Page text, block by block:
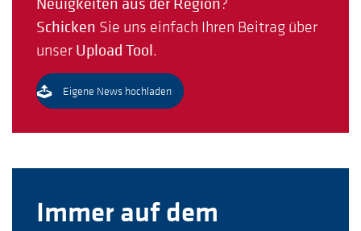
Schicken Sie uns einfach Ihren Beitrag über
unser Upload Tool.
Eigene News hochladen
Immer auf dem